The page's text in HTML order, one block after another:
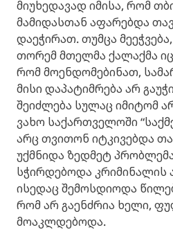
მიუხედავად იმისა, რომ
მამიდასთან აფარებდა
დაეჭირათ. თუმცა
თორემ მთელმა ქალაქმა
რომ მოენდომებინათ,
მისი დაპატიმრება არ
შეიძლება სულაც იმიტომ
ვახო საქართველოში
არც თვითონ იტკივებდა
უქმნიდა ზედმეტ
სჭირდებოდა კრიმინალის
ისედაც შემოსდიოდა
რომ არ გაენძრია ხელი,
მოაკლდებოდა.